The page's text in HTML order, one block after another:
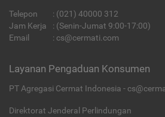
Telepon : (021) 40000 312
Jam Kerja
: (Senin-Jumat 9:00-17:00)
Email
: cs@cermati.com
Layanan Pengaduan Konsumen
PT Agregasi Cermat Indonesia -
Direktorat Jenderal Perlindungan